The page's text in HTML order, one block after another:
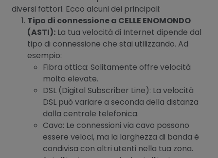
diversi fattori. Ecco alcuni dei principali:
Tipo di connessione a CELLE ENOMONDO
(ASTI): La tua velocità di Internet dipende dal
tipo di connessione che stai utilizzando. Ad
esempio:
Fibra ottica: Solitamente offre velocità
molto elevate.
DSL (Digital Subscriber Line): La velocità
DSL può variare a seconda della distanza
dalla centrale telefonica.
Cavo: Le connessioni via cavo possono
essere veloci, ma la larghezza di banda è
condivisa con altri utenti nella tua zona.